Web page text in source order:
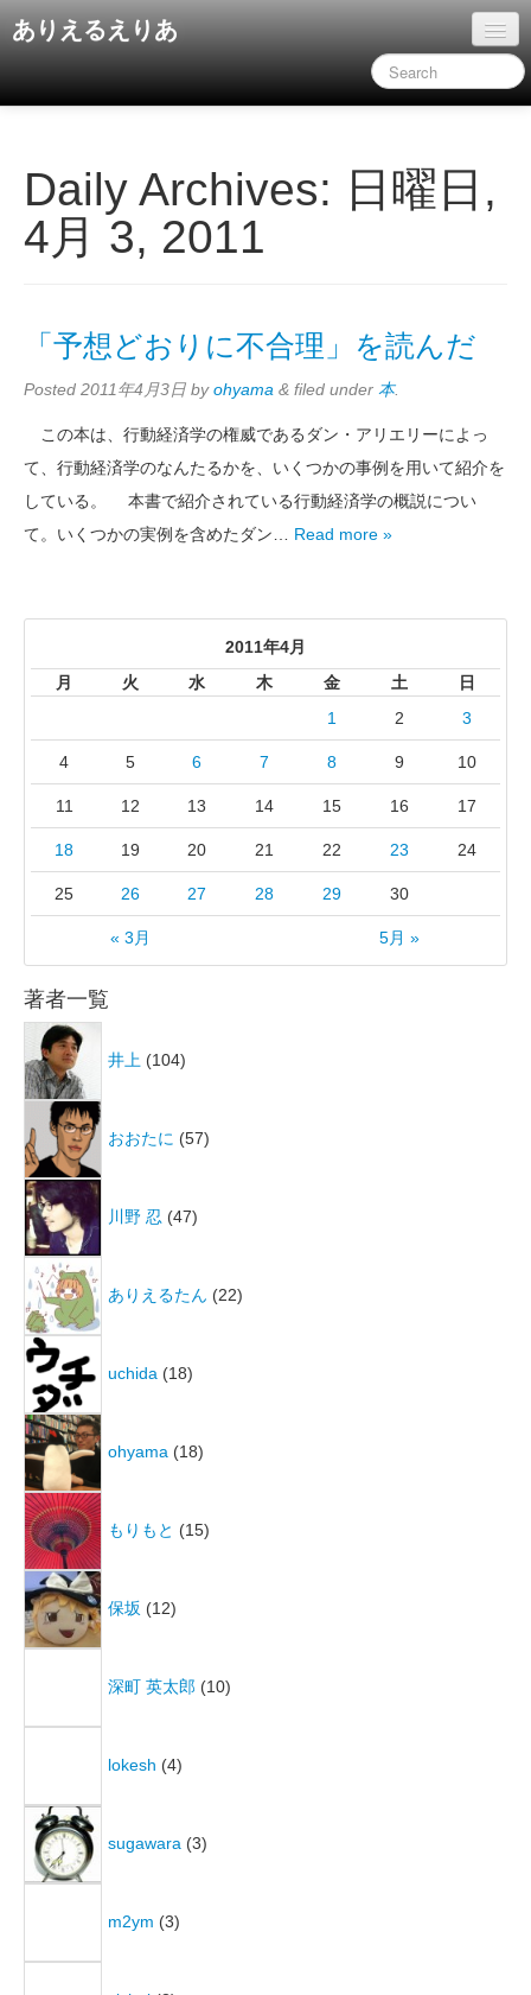
ありえるえりあ
旧コンテンツ
Daily Archives: 日曜日,
4月 3, 2011
「予想どおりに不合理」を読んだ
Posted 2011年4月3日 byohyama & filed under 本.
この本は、行動経済学の権威であるダン・アリエリーによっ
て、行動経済学のなんたるかを、いくつかの事例を用いて紹介を
している。 本書で紹介されている行動経済学の概説につい
て。いくつかの実例を含めたダン… Read more »
2011年4月
月
火 水 木 金 土 日
« 3月 5月 »
1 2 3
4 5 6 7 8 9 10
11 12 13 14 15 16 17
18 19 20 21 22 23 24
25 26 27 28 29 30
著者一覧
井上 (104)
おおたに (57)
川野 忍 (47)
ありえるたん (22)
uchida (18)
ohyama (18)
もりもと (15)
保坂 (12)
深町 英太郎 (10)
lokesh (4)
sugawara (3)
m2ym (3)